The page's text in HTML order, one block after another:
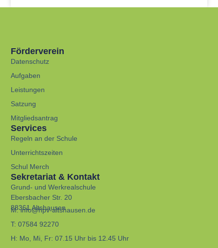
Förderverein
Datenschutz
Aufgaben
Leistungen
Satzung
Mitgliedsantrag
Services
Regeln an der Schule
Unterrichtszeiten
Schul Merch
Sekretariat & Kontakt
Grund- und Werkrealschule
Ebersbacher Str. 20
88361 Altshausen
M:info@hpv-altshausen.de
T: 07584 92270
H: Mo, Mi, Fr: 07.15 Uhr bis 12.45 Uhr